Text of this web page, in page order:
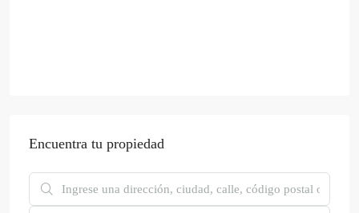
Encuentra tu propiedad